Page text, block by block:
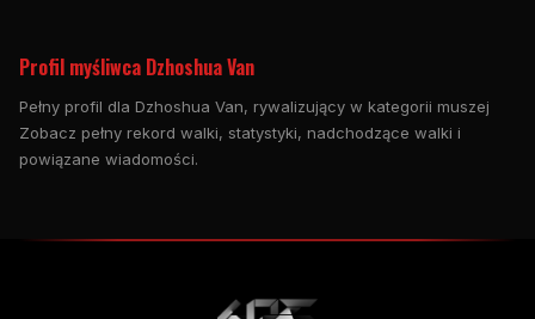
Profil myśliwca Dzhoshua Van
Pełny profil dla Dzhoshua Van, rywalizujący w kategorii muszej
Zobacz pełny rekord walki, statystyki, nadchodzące walki i
powiązane wiadomości.